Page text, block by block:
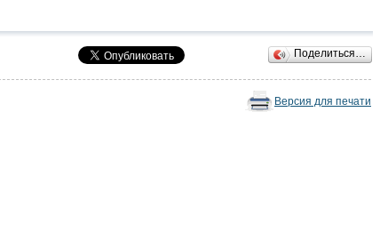
Поделиться…
Версия для печати